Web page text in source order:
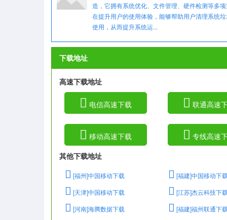
造，它拥有系统优化、文件管理、硬件检测等多
在提升用户的使用体验，能够帮助用户清理系统
使用，从而提升系统运...
下载地址
高速下载地址
电信高速下载 联通高速
移动高速下载
专线高速
其他下载地址
[福州]中国移动下载
[福建]中国移动下
[天津]中国移动下载
[江苏]杰云科技下
[河南]海腾数据下载
[福建]福州联通下